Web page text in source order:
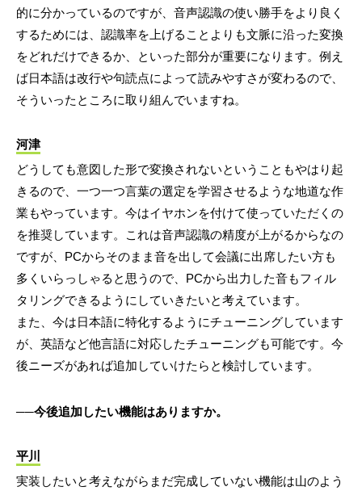
的に分かっているのですが、音声認識の使い勝手をより良く
するためには、認識率を上げることよりも文脈に沿った変換
をどれだけできるか、といった部分が重要になります。例え
ば日本語は改行や句読点によって読みやすさが変わるので、
そういったところに取り組んでいますね。
河津
どうしても意図した形で変換されないということもやはり起
きるので、一つ一つ言葉の選定を学習させるような地道な作
業もやっています。今はイヤホンを付けて使っていただくの
を推奨しています。これは音声認識の精度が上がるからなの
ですが、PCからそのまま音を出して会議に出席したい方も
多くいらっしゃると思うので、PCから出力した音もフィル
タリングできるようにしていきたいと考えています。
また、今は日本語に特化するようにチューニングしています
が、英語など他言語に対応したチューニングも可能です。今
後ニーズがあれば追加していけたらと検討しています。
──今後追加したい機能はありますか。
平川
実装したいと考えながらまだ完成していない機能は山のよう